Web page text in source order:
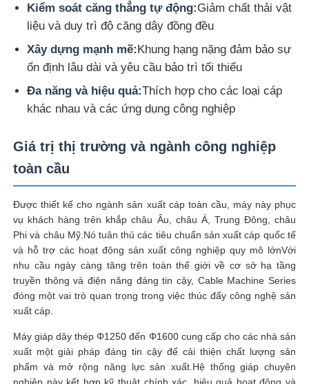
Máy xoắn đơn
máy bện cáp
Máy xoắn đôi
máy đặt dây
Máy kéo ra
Máy đóng gói cáp
máy đùn bóc vỏ
Kiểm soát căng thẳng tự động:Giảm chất thải vật
liệu và duy trì độ căng dây đồng đều
Xây dựng mạnh mẽ:Khung hạng nặng đảm bảo sự
ổn định lâu dài và yêu cầu bảo trì tối thiểu
Đa năng và hiệu quả:Thích hợp cho các loại cáp
khác nhau và các ứng dụng công nghiệp
Giá trị thị trường và ngành công nghiệp
toàn cầu
Được thiết kế cho ngành sản xuất cáp toàn cầu, máy này phục
vụ khách hàng trên khắp châu Âu, châu Á, Trung Đông, châu
Phi và châu Mỹ.Nó tuân thủ các tiêu chuẩn sản xuất cáp quốc tế
và hỗ trợ các hoạt động sản xuất công nghiệp quy mô lớnVới
nhu cầu ngày càng tăng trên toàn thế giới về cơ sở hạ tầng
truyền thông và điện năng đáng tin cậy, Cable Machine Series
đóng một vai trò quan trọng trong việc thúc đẩy công nghệ sản
xuất cáp.
Máy giáp dây thép Φ1250 đến Φ1600 cung cấp cho các nhà sản
xuất một giải pháp đáng tin cậy để cải thiện chất lượng sản
phẩm và mở rộng năng lực sản xuất.Hệ thống giáp chuyên
nghiệp này kết hợp kỹ thuật chính xác, hiệu quả hoạt động và